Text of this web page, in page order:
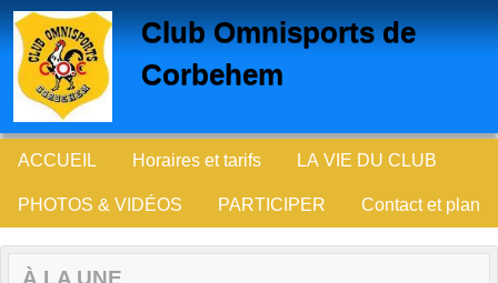
Club Omnisports de
Corbehem
ACCUEIL Horaires et tarifs LA VIE DU CLUB
PHOTOS & VIDÉOS PARTICIPER Contact et plan
À LA UNE
Panneau de gestion des cookies